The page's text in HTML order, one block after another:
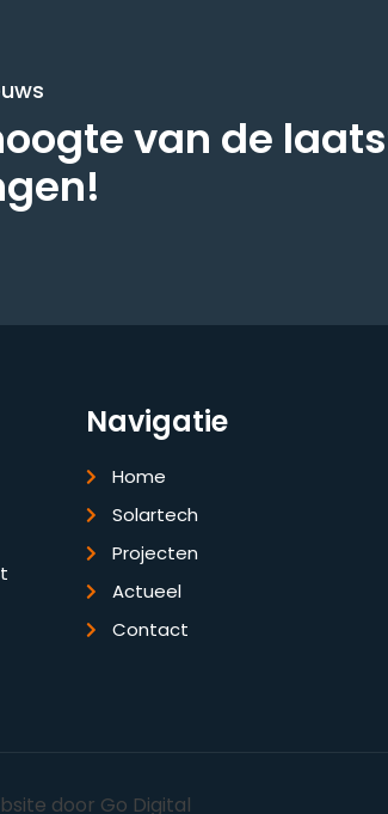
van de
Navigatie
Home
Solartech
Projecten
Actueel
Contact
door Go Digital